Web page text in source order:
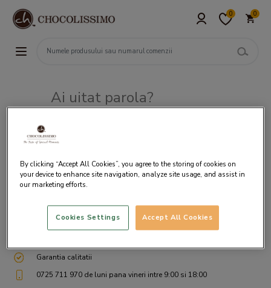
0 0
Ai uitat parola?
Livrare gratuita incepand cu 200 lei
Garantia calitatii
0725 711 970 de luni pana vineri intre 9:00 si 18:00
By clicking “Accept All Cookies”, you agree to the storing of cookies on
your device to enhance site navigation, analyze site usage, and assist in
our marketing efforts.
Accept All Cookies
Cookies Settings